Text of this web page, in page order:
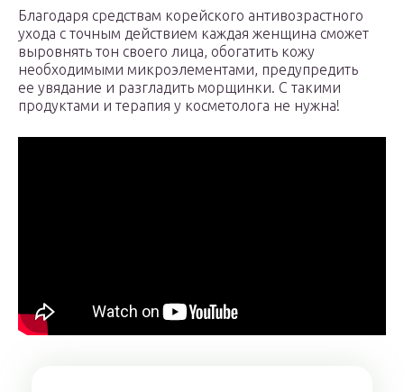
Благодаря средствам корейского антивозрастного
ухода с точным действием каждая женщина сможет
выровнять тон своего лица, обогатить кожу
необходимыми микроэлементами, предупредить
ее увядание и разгладить морщинки. С такими
продуктами и терапия у косметолога не нужна!